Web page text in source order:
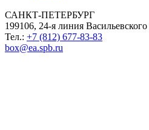
САНКТ-ПЕТЕРБУРГ
199106, 24-я линия
Тел.: +7 (812) 677-83-83
box@ea.spb.ru